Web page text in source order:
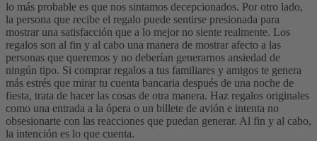
lo más probable es que nos sintamos decepcionados. Por otro lado,
la persona que recibe el regalo puede sentirse presionada para
mostrar una satisfacción que a lo mejor no siente realmente. Los
regalos son al fin y al cabo una manera de mostrar afecto a las
personas que queremos y no deberían generarnos ansiedad de
ningún tipo. Si comprar regalos a tus familiares y amigos te genera
más estrés que mirar tu cuenta bancaria después de una noche de
fiesta, trata de hacer las cosas de otra manera. Haz regalos originales
como una entrada a la ópera o un billete de avión e intenta no
obsesionarte con las reacciones que puedan generar. Al fin y al cabo,
la intención es lo que cuenta.